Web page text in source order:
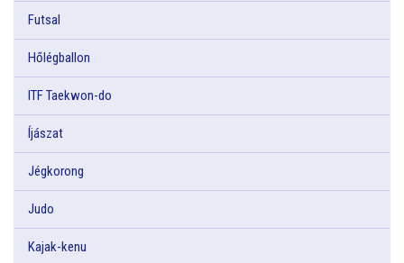
Futsal
Hőlégballon
ITF Taekwon-do
Íjászat
Jégkorong
Judo
Kajak-kenu